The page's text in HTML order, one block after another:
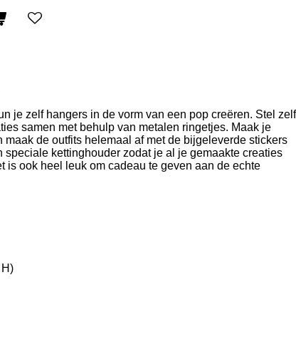
je zelf hangers in de vorm van een pop creëren. Stel zelf
samen met behulp van metalen ringetjes. Maak je
de outfits helemaal af met de bijgeleverde stickers
speciale kettinghouder zodat je al je gemaakte creaties
is ook heel leuk om cadeau te geven aan de echte